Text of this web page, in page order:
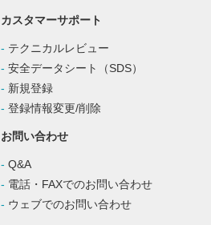
カスタマーサポート
テクニカルレビュー
安全データシート（SDS）
新規登録
登録情報変更/削除
お問い合わせ
Q&A
電話・FAXでのお問い合わせ
ウェブでのお問い合わせ